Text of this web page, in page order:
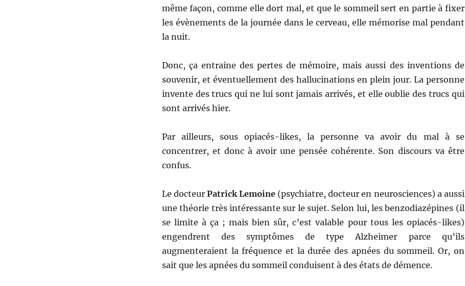
même façon, comme elle dort mal, et que le sommeil sert en partie à fixer
les évènements de la journée dans le cerveau, elle mémorise mal pendant
la nuit.
Donc, ça entraine des pertes de mémoire, mais aussi des inventions de
souvenir, et éventuellement des hallucinations en plein jour. La personne
invente des trucs qui ne lui sont jamais arrivés, et elle oublie des trucs qui
sont arrivés hier.
Par ailleurs, sous opiacés-likes, la personne va avoir du mal à se
concentrer, et donc à avoir une pensée cohérente. Son discours va être
confus.
Le docteurPatrick Lemoine (psychiatre, docteur en neurosciences) a aussi
une théorie très intéressante sur le sujet. Selon lui, les benzodiazépines (il
se limite à ça ; mais bien sûr, c’est valable pour tous les opiacés-likes)
engendrent des symptômes de type Alzheimer parce qu’ils
augmenteraient la fréquence et la durée des apnées du sommeil. Or, on
sait que les apnées du sommeil conduisent à des états de démence.